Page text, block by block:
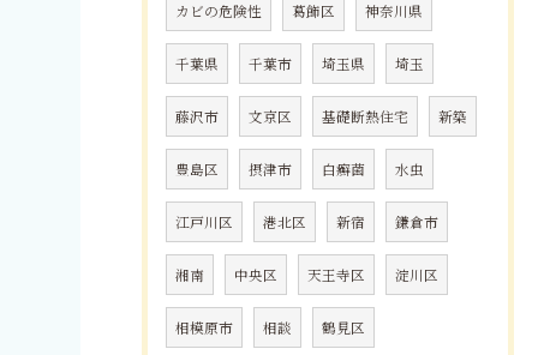
カビの危険性 葛飾区 神奈川県
千葉県 千葉市 埼玉県 埼玉
藤沢市 文京区 基礎断熱住宅 新築
豊島区 摂津市 白癬菌 水虫
江戸川区 港北区 新宿 鎌倉市
湘南 中央区 天王寺区 淀川区
相模原市 相談 鶴見区